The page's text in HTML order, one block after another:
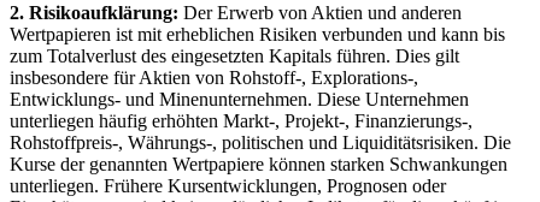
2. Risikoaufklärung: Der Erwerb von Aktien und anderen
Wertpapieren ist mit erheblichen Risiken verbunden und kann bis
zum Totalverlust des eingesetzten Kapitals führen. Dies gilt
insbesondere für Aktien von Rohstoff-, Explorations-,
Entwicklungs- und Minenunternehmen. Diese Unternehmen
unterliegen häufig erhöhten Markt-, Projekt-, Finanzierungs-,
Rohstoffpreis-, Währungs-, politischen und Liquiditätsrisiken. Die
Kurse der genannten Wertpapiere können starken Schwankungen
unterliegen. Frühere Kursentwicklungen, Prognosen oder